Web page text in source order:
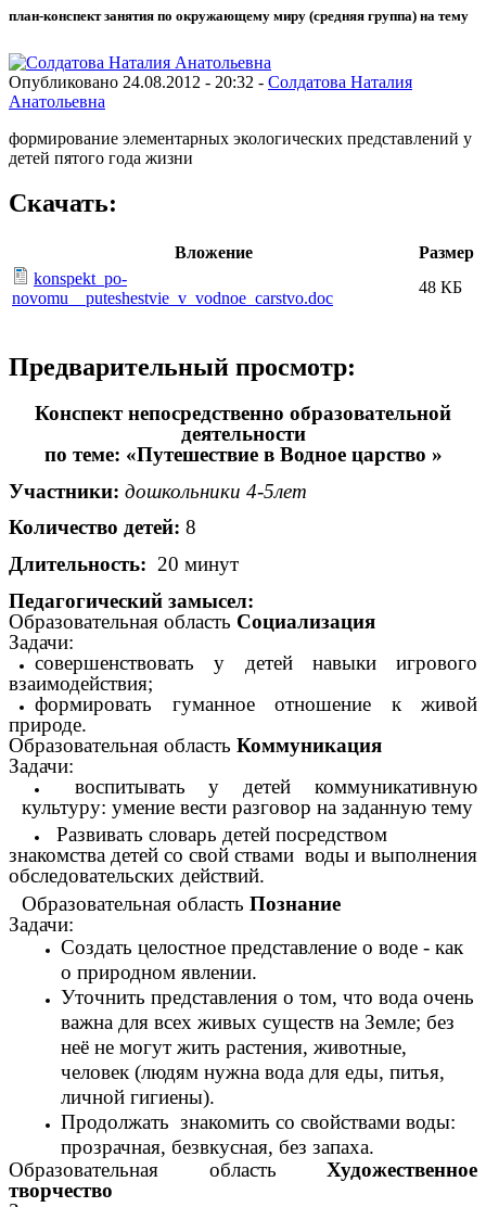
план-конспект занятия по окружающему миру (средняя группа) на тему
Опубликовано 24.08.2012 - 20:32 - Солдатова Наталия
Анатольевна
формирование элементарных экологических представлений у
детей пятого года жизни
Скачать:
Вложение
Размер
konspekt_po-
novomu__puteshestvie_v_vodnoe_carstvo.doc
48 КБ
Предварительный просмотр:
Конспект непосредственно образовательной
деятельности
по теме: «Путешествие в Водное царство »
Участники: дошкольники 4-5лет
Количество детей: 8
Длительность: 20 минут
Педагогический замысел:
Образовательная область Социализация
Задачи:
совершенствовать у детей навыки игрового
взаимодействия;
формировать гуманное отношение к живой
природе.
Образовательная область Коммуникация
Задачи:
воспитывать у детей коммуникативную
культуру: умение вести разговор на заданную тему
Развивать словарь детей посредством
знакомства детей со свой ствами воды и выполнения
обследовательских действий.
Образовательная область Познание
Задачи:
Создать целостное представление о воде - как
о природном явлении.
Уточнить представления о том, что вода очень
важна для всех живых существ на Земле; без
неё не могут жить растения, животные,
человек (людям нужна вода для еды, питья,
личной гигиены).
Продолжать знакомить со свойствами воды:
прозрачная, безвкусная, без запаха.
Образовательная область Художественное
творчество